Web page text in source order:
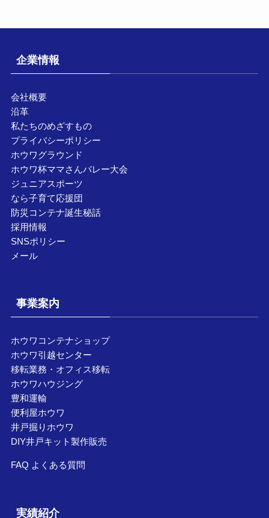
企業情報
会社概要
沿革
私たちのめざすもの
プライバシーポリシー
ホウワグラウンド
ホウワ杯ママさんバレー大会
ジュニアスポーツ
なら子育て応援団
防災コンテナ誕生秘話
採用情報
SNSポリシー
メール
事業案内
ホウワコンテナショップ
ホウワ引越センター
移転業務・オフィス移転
ホウワハウジング
豊和運輸
便利屋ホウワ
井戸掘りホウワ
DIY井戸キット製作販売
FAQ よくある質問
実績紹介